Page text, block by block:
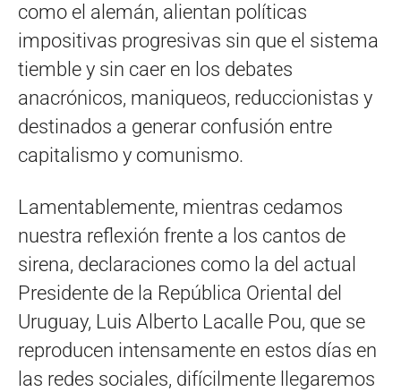
como el alemán, alientan políticas
impositivas progresivas sin que el sistema
tiemble y sin caer en los debates
anacrónicos, maniqueos, reduccionistas y
destinados a generar confusión entre
capitalismo y comunismo.
Lamentablemente, mientras cedamos
nuestra reflexión frente a los cantos de
sirena, declaraciones como la del actual
Presidente de la República Oriental del
Uruguay, Luis Alberto Lacalle Pou, que se
reproducen intensamente en estos días en
las redes sociales, difícilmente llegaremos